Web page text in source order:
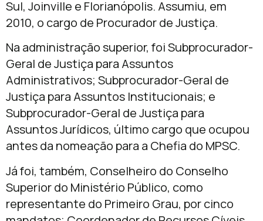
Sul, Joinville e Florianópolis. Assumiu, em
2010, o cargo de Procurador de Justiça.
Na administração superior, foi Subprocurador-
Geral de Justiça para Assuntos
Administrativos; Subprocurador-Geral de
Justiça para Assuntos Institucionais; e
Subprocurador-Geral de Justiça para
Assuntos Jurídicos, último cargo que ocupou
antes da nomeação para a Chefia do MPSC.
Já foi, também, Conselheiro do Conselho
Superior do Ministério Público, como
representante do Primeiro Grau, por cinco